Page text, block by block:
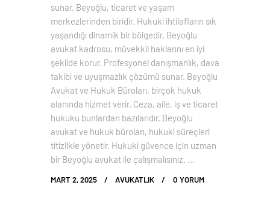
sunar. Beyoğlu, ticaret ve yaşam
merkezlerinden biridir. Hukuki ihtilafların sık
yaşandığı dinamik bir bölgedir. Beyoğlu
avukat kadrosu, müvekkil haklarını en iyi
şekilde korur. Profesyonel danışmanlık, dava
takibi ve uyuşmazlık çözümü sunar. Beyoğlu
Avukat ve Hukuk Büroları, birçok hukuk
alanında hizmet verir. Ceza, aile, iş ve ticaret
hukuku bunlardan bazılarıdır. Beyoğlu
avukat ve hukuk büroları, hukuki süreçleri
titizlikle yönetir. Hukuki güvence için uzman
bir Beyoğlu avukat ile çalışmalısınız. …
MART 2, 2025 AVUKATLIK 0 YORUM